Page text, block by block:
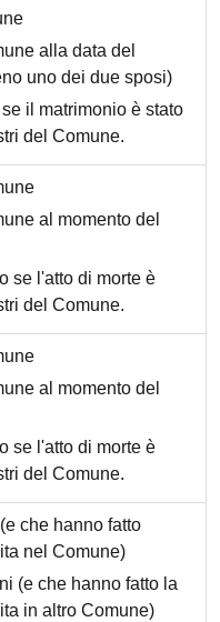
alla data del
uno dei due sposi)
il matrimonio è stato
del Comune.
al momento del
se l'atto di morte è
del Comune.
al momento del
se l'atto di morte è
del Comune.
che hanno fatto
nel Comune)
(e che hanno fatto la
in altro Comune)